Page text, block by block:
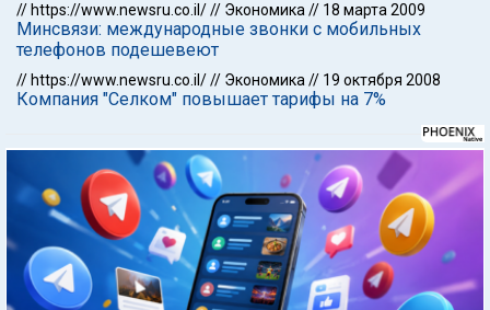
// https://www.newsru.co.il/// Экономика // 18 марта 2009
Минсвязи: международные звонки с мобильных
телефонов подешевеют
// https://www.newsru.co.il/// Экономика // 19 октября 2008
Компания "Селком" повышает тарифы на 7%